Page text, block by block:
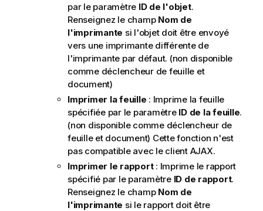
par le paramètre ID de l'objet.
Renseignez le champ Nom de
l'imprimante si l'objet doit être envoyé
vers une imprimante différente de
l'imprimante par défaut. (non disponible
comme déclencheur de feuille et
document)
Imprimer la feuille : Imprime la feuille
spécifiée par le paramètre ID de la feuille.
(non disponible comme déclencheur de
feuille et document) Cette fonction n'est
pas compatible avec le client AJAX.
Imprimer le rapport: Imprime le rapport
spécifié par le paramètre ID de rapport.
Renseignez le champ Nom de
l'imprimante si le rapport doit être